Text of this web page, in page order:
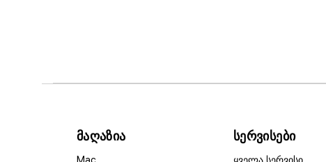
მაღაზია სერვისები